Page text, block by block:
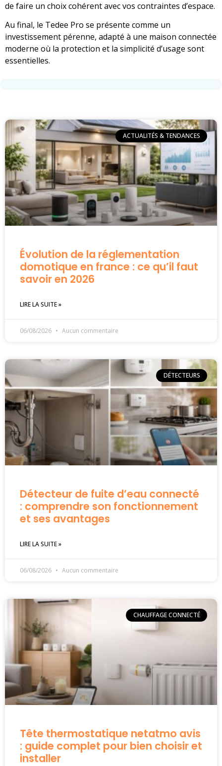
de faire un choix cohérent avec vos contraintes d’espace.
Au final, le Tedee Pro se présente comme un
investissement pérenne, adapté à une maison connectée
moderne où la protection et la simplicité d’usage sont
essentielles.
ACTUALITÉS & TENDANCES
Évolution de la réglementation
domotique en france : ce qu’il faut
savoir en 2026
LIRE LA SUITE »
06/08/2026 Aucun commentaire
DÉTECTEURS
Détecteur de fuite d’eau connecté
: comprendre son fonctionnement
et ses avantages
LIRE LA SUITE »
06/08/2026 Aucun commentaire
CHAUFFAGE CONNECTÉ
Tête thermostatique netatmo avis
: guide complet pour bien choisir et
installer